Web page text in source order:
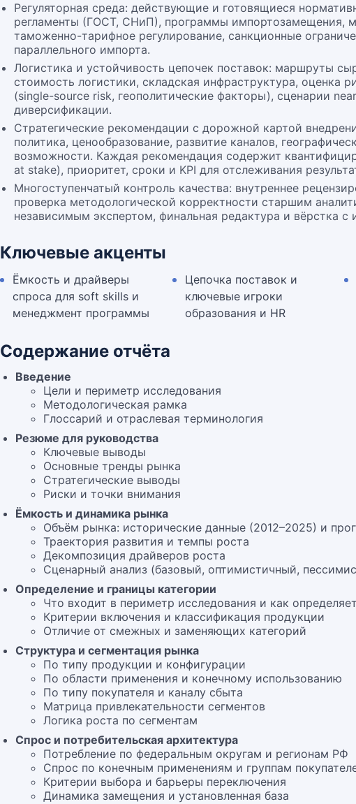
Регуляторная среда: действующие и готовящиеся
регламенты (ГОСТ, СНиП), программы импортозамещения,
таможенно-тарифное регулирование, санкционные
параллельного импорта.
Логистика и устойчивость цепочек поставок: маршруты
стоимость логистики, складская инфраструктура, оценка
(single-source risk, геополитические факторы), сценарии
диверсификации.
Стратегические рекомендации с дорожной картой
политика, ценообразование, развитие каналов,
возможности. Каждая рекомендация содержит
at stake), приоритет, сроки и KPI для отслеживания
Многоступенчатый контроль качества: внутреннее
проверка методологической корректности старшим
независимым экспертом, финальная редактура и вёрстка с
Ключевые акценты
Ёмкость и драйверы
спроса для soft skills и
менеджмент программы
Цепочка поставок и
ключевые игроки
образования и HR
Содержание отчёта
Введение
Цели и периметр исследования
Методологическая рамка
Глоссарий и отраслевая терминология
Резюме для руководства
Ключевые выводы
Основные тренды рынка
Стратегические выводы
Риски и точки внимания
Ёмкость и динамика рынка
Объём рынка: исторические данные (2012–2025) и
Траектория развития и темпы роста
Декомпозиция драйверов роста
Сценарный анализ (базовый, оптимистичный,
Определение и границы категории
Что входит в периметр исследования и как
Критерии включения и классификация продукции
Отличие от смежных и заменяющих категорий
Структура и сегментация рынка
По типу продукции и конфигурации
По области применения и конечному использованию
По типу покупателя и каналу сбыта
Матрица привлекательности сегментов
Логика роста по сегментам
Спрос и потребительская архитектура
Потребление по федеральным округам и регионам РФ
Спрос по конечным применениям и группам
Критерии выбора и барьеры переключения
Динамика замещения и установленная база